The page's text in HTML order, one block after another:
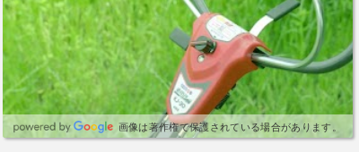
画像は著作権で保護されている場合があります。